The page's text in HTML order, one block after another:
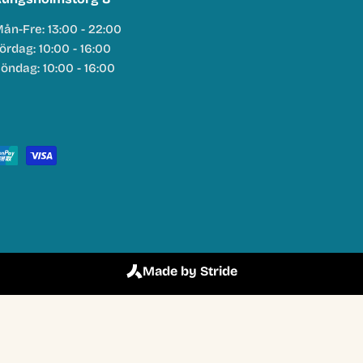
Fre: 13:00 - 22:00
10:00 - 16:00
10:00 - 16:00
Made by Stride